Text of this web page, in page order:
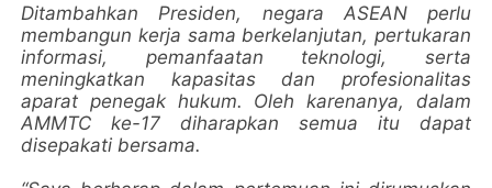
Ditambahkan Presiden, negara ASEAN perlu
membangun kerja sama berkelanjutan, pertukaran
informasi, pemanfaatan teknologi, serta
meningkatkan kapasitas dan profesionalitas
aparat penegak hukum. Oleh karenanya, dalam
AMMTC ke-17 diharapkan semua itu dapat
disepakati bersama.